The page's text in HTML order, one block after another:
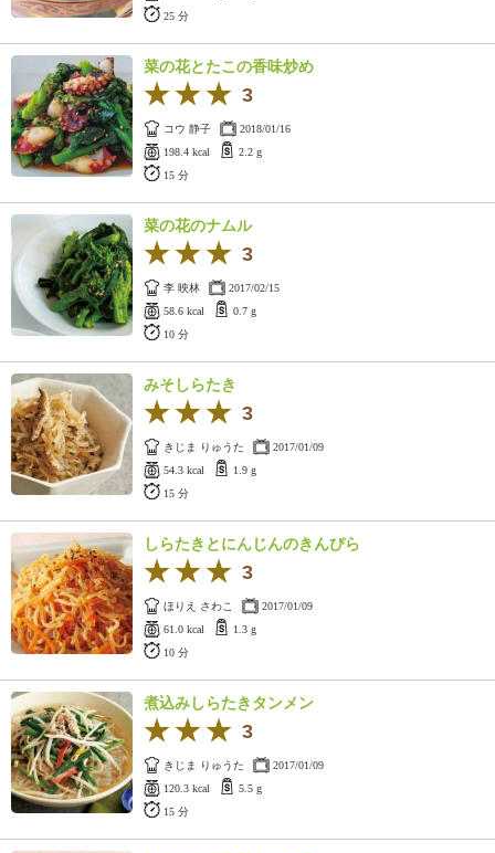
25 分
菜の花とたこの香味炒め
3
コウ 静子
2018/01/16
198.4 kcal
2.2 g
15 分
菜の花のナムル
3
李 映林
2017/02/15
58.6 kcal
0.7 g
10 分
みそしらたき
3
きじま りゅうた
2017/01/09
54.3 kcal
1.9 g
15 分
しらたきとにんじんのきんぴら
3
ほりえ さわこ
2017/01/09
61.0 kcal
1.3 g
10 分
煮込みしらたきタンメン
3
きじま りゅうた
2017/01/09
120.3 kcal
5.5 g
15 分